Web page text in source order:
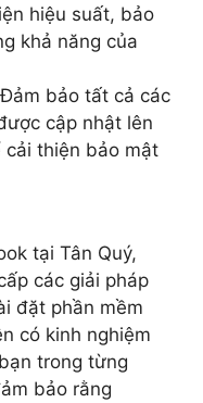
hiệu suất, bảo
khả năng của
Đảm bảo tất cả các
cập nhật lên
cải thiện bảo mật
tại Tân Quý,
các giải pháp
đặt phần mềm
có kinh nghiệm
trong từng
bảo rằng